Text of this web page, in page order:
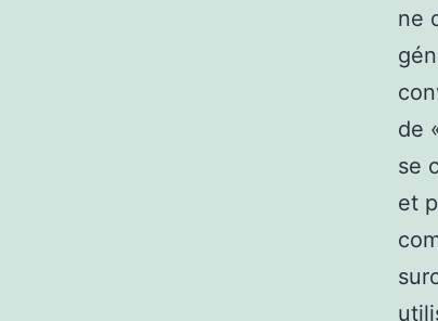
ne
de
se
et